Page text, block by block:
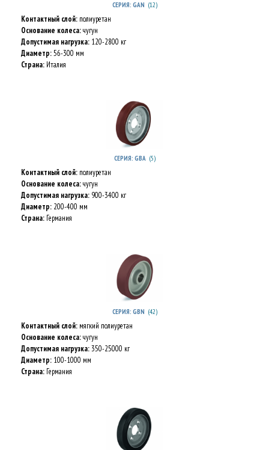
СЕРИЯ: GAN (12)
Контактный слой: полиуретан
Основание колеса:чугун
Допустимая нагрузка: 120-2800 кг
Диаметр:56-300 мм
Страна: Италия
СЕРИЯ: GBA (5)
Контактный слой: полиуретан
Основание колеса:чугун
Допустимая нагрузка: 900-3400 кг
Диаметр: 200-400 мм
Страна: Германия
СЕРИЯ: GBN (42)
Контактный слой: мягкий полиуретан
Основание колеса:чугун
Допустимая нагрузка:350-25000 кг
Диаметр: 100-1000 мм
Страна: Германия